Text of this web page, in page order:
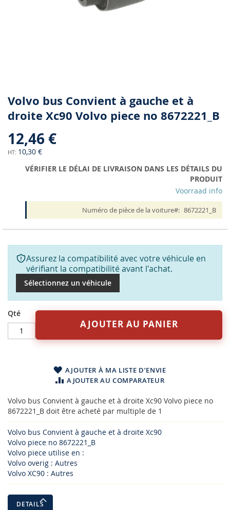
Skip
to
the
of
the
gallery
Volvo bus Convient à gauche et à
droite Xc90 Volvo piece no 8672221_B
12,46 €
10,30 €
VÉRIFIER LE DÉLAI DE LIVRAISON DANS LES DÉTAILS DU
PRODUIT
Voorraad info
Numéro de pièce de la voiture 8672221_B
Assurez la compatibilité avec votre véhicule en
vérifiant la compatibilité avant l'achat.
Sélectionnez un véhicule
Qté
AJOUTER AU PANIER
AJOUTER À MA LISTE D’ENVIE
AJOUTER AU COMPARATEUR
Volvo bus Convient à gauche et à droite Xc90 Volvo piece no
8672221_B doit être acheté par multiple de 1
Volvo bus Convient à gauche et à droite Xc90
Volvo piece no 8672221_B
Volvo piece utilise en :
Volvo overig : Autres
Volvo XC90 : Autres
DETAILS